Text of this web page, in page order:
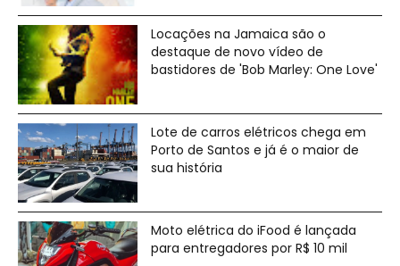
Locações na Jamaica são o
destaque de novo vídeo de
bastidores de 'Bob Marley: One Love'
Lote de carros elétricos chega em
Porto de Santos e já é o maior de
sua história
Moto elétrica do iFood é lançada
para entregadores por R$ 10 mil